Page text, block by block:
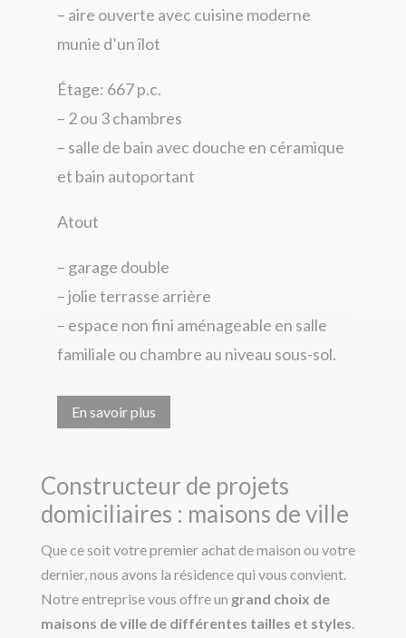
– aire ouverte avec cuisine moderne
munie d’un îlot
Étage: 667 p.c.
– 2 ou 3 chambres
– salle de bain avec douche en céramique
et bain autoportant
Atout
– garage double
– jolie terrasse arrière
– espace non fini aménageable en salle
familiale ou chambre au niveau sous-sol.
En savoir plus
Constructeur de projets
domiciliaires : maisons de ville
Que ce soit votre premier achat de maison ou votre
dernier, nous avons la résidence qui vous convient.
Notre entreprise vous offre un grand choix de
maisons de ville de différentes tailles et styles.